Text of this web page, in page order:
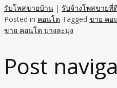
รับโพสขายบ้าน | รับจ้างโพสขายที่
Posted in คอนโด Tagged ขาย คอ
ขาย คอนโด บางละมุง
Post